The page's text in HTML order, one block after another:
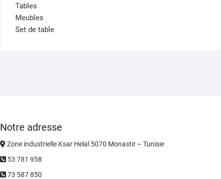
Tables
Meubles
Set de table
Notre adresse
Zone industrielle Ksar Helal 5070 Monastir – Tunisie
53 781 958
73 587 850